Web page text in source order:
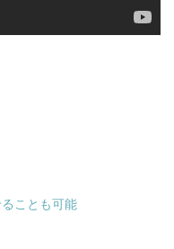
ことも可能